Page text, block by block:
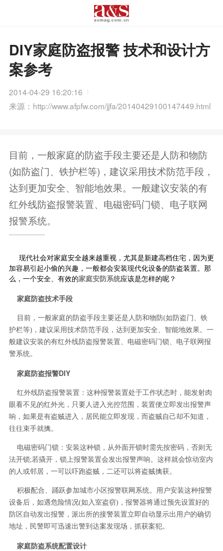
DIY家庭防盗报警 技术和设计方
案参考
2014-04-29 16:20:16
来源：http://www.afpfw.com/jjfa/20140429100147449.html
目前，一般家庭的防盗手段主要还是人防和物防
(如防盗门、铁护栏等)，建议采用技术防范手段，
达到更加安全、智能地效果。一般建议安装的有
红外线防盗报警装置、电磁密码门锁、电子联网
报警系统。
现代社会对家庭安全越来越重视，尤其是新建高档住宅，因为更
加容易引起小偷的兴趣，一般都会安装现代化设备的防盗装置。那
么，一个安全、有效的家庭安防系统应该是怎样的呢？
家庭防盗技术手段
目前，一般家庭的防盗手段主要还是人防和物防(如防盗门、铁
护栏等)，建议采用技术防范手段，达到更加安全、智能地效果。一
般建议安装的有红外线防盗报警装置、电磁密码门锁、电子联网报
警系统。
家庭防盗报警DIY
红外线防盗报警装置：这种报警装置处于工作状态时，能发射肉
眼看不见的红外光，只要人进入光控范围，装置便立即发出报警声
响，如果是有盗贼进入，居民能立即发现，而盗贼自己却不知道，
往往束手就擒。
电磁密码门锁：安装这种锁，从外面开锁时需先按密码，否则无
法开锁;若撬开，锁上报警装置会发出报警声响。这样就会惊动室内
的人或邻居，一可以吓跑盗贼，二还可以将盗贼擒获。
积极配合、踊跃参加城市小区报警联网系统。用户安装这种报警
设备后，如遇危险情况(如入室盗窃)，报警器将通过预先设置好的
防区自动发出报警，派出所的接警装置立即自动显示出用户的确切
地址，民警即可迅速出警到达案发现场，抓获案犯。
家庭防盗系统配置设计